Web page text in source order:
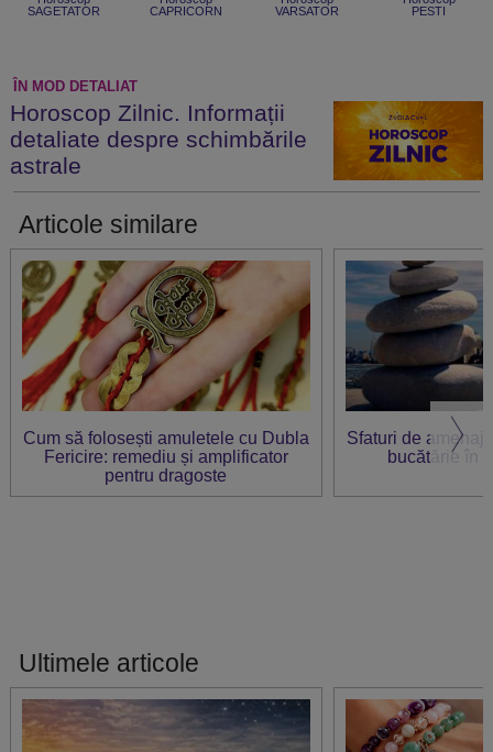
SAGETATOR
CAPRICORN
VARSATOR
PESTI
ÎN MOD DETALIAT
Horoscop Zilnic. Informații
detaliate despre schimbările
astrale
Articole similare
Cum să folosești amuletele cu Dubla
Fericire: remediu și amplificator
pentru dragoste
Sfaturi de
bucătărie în
Ultimele articole